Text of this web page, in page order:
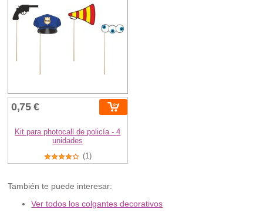
0,75 €
Kit para photocall de policía - 4
unidades
(1)
También te puede interesar:
Ver todos los colgantes decorativos